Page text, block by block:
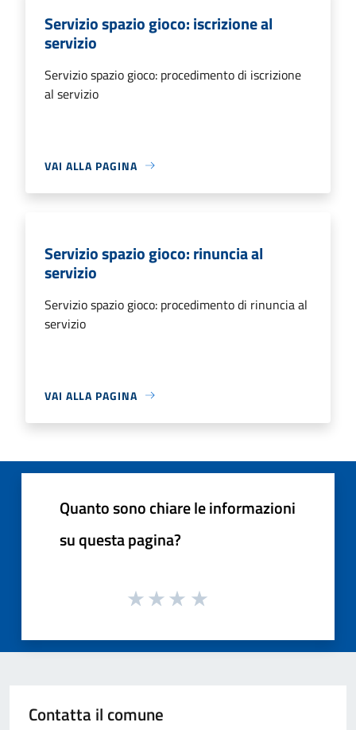
Servizio spazio gioco: iscrizione al
servizio
Servizio spazio gioco: procedimento di iscrizione
al servizio
VAI ALLA PAGINA
Servizio spazio gioco: rinuncia al
servizio
Servizio spazio gioco: procedimento di rinuncia al
servizio
VAI ALLA PAGINA
Quanto sono chiare le informazioni
su questa pagina?
Contatta il comune